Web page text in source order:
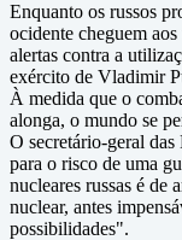
Enquanto os russos
ocidente cheguem
alertas contra a
exército de Vladimir
À medida que o
alonga, o mundo se
O secretário-geral
para o risco de uma
nucleares russas é de
nuclear, antes
possibilidades".